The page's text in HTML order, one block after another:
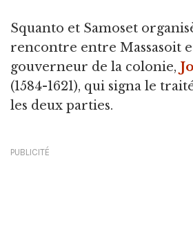
Squanto et Samoset
rencontre entre Massasoit
gouverneur de la colonie,
(1584-1621), qui signa le
les deux parties.
PUBLICITÉ